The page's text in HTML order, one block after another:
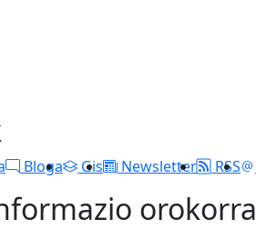
Bloga Gis Newsletter RSS
orokorra